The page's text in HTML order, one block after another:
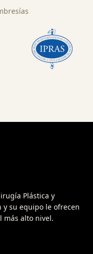
Plástica y
y su equipo le ofrecen
más alto nivel.